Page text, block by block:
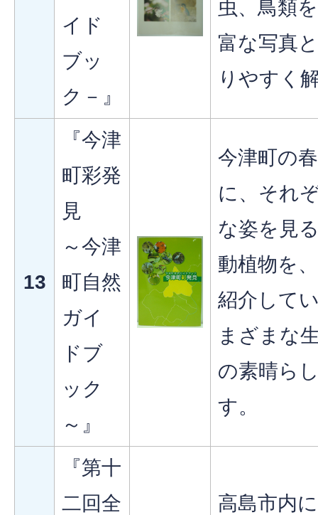
イド
ブッ
ク－』
虫、鳥類
富な写真
りやすく
13
『今津
町彩発
見
～今津
町自然
ガイ
ドブ
ック
～』
今津町の
に、それ
な姿を見
動植物を
紹介して
まざまな
の素晴ら
す。
『第十
二回全
高島市内